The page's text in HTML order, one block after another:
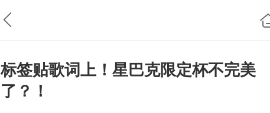
标签贴歌词上！星巴克限定杯不完美
了？！